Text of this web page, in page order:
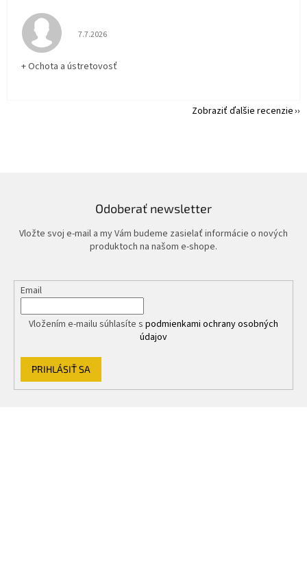
Hodnotenie obchodu je 5 z 5 hviezdičiek.
7.7.2026
+ Ochota a ústretovosť
Zobraziť ďalšie recenzie
Odoberať newsletter
Vložte svoj e-mail a my Vám budeme zasielať informácie o nových
produktoch na našom e-shope.
Email
Vložením e-mailu súhlasíte s podmienkami ochrany osobných
údajov
PRIHLÁSIŤ SA